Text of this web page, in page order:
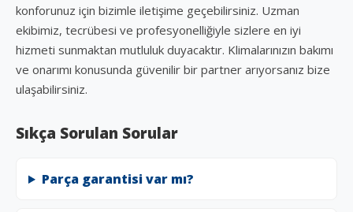
konforunuz için bizimle iletişime geçebilirsiniz. Uzman
ekibimiz, tecrübesi ve profesyonelliğiyle sizlere en iyi
hizmeti sunmaktan mutluluk duyacaktır. Klimalarınızın bakımı
ve onarımı konusunda güvenilir bir partner arıyorsanız bize
ulaşabilirsiniz.
Sıkça Sorulan Sorular
Parça garantisi var mı?